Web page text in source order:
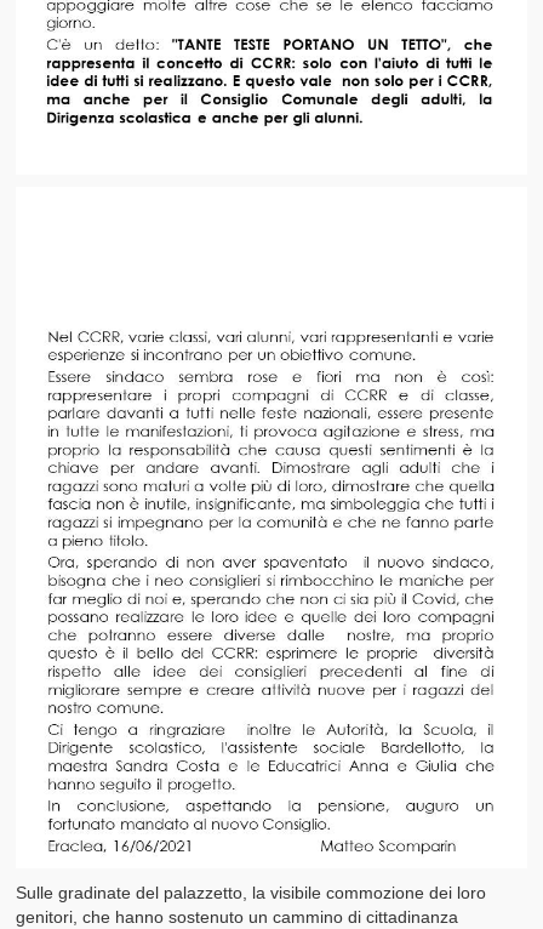
Sulle gradinate del palazzetto, la visibile commozione dei loro
genitori, che hanno sostenuto un cammino di cittadinanza